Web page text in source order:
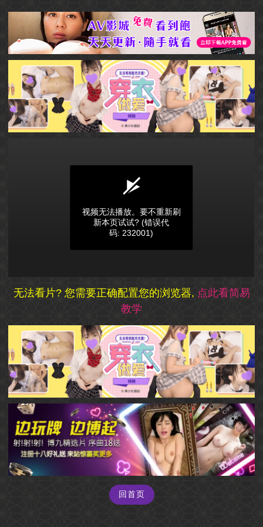
seconds
of
视频无法播放。要不重新刷
新本页试试? (错误代
码: 232001)
无法看片? 您需要正确配置您的浏览器, 点此看简易
教学
回首页